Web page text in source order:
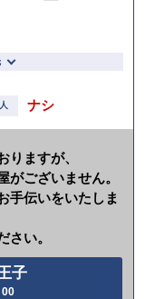
ナシ
りますが、
ございません。
手伝いをいたしま
さい。
子
00